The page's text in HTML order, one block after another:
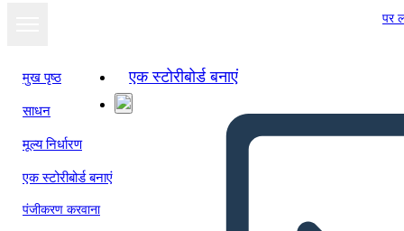
पर
मुख पृष्ठ
साधन
मूल्य निर्धारण
एक स्टोरीबोर्ड बनाएं
पंजीकरण करवाना
एक स्टोरीबोर्ड बनाएं